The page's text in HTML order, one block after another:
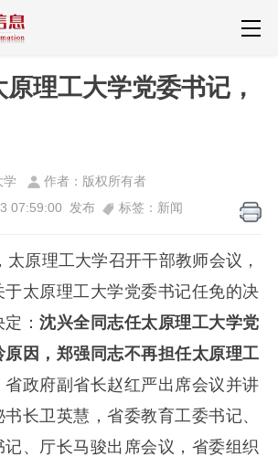
理工大学党委书记，
学
作者：版权所有者
07:59:00 发布
标签：新闻
原理工大学召开干部教师会议，
太原理工大学党委书记任免的决
定：沈兴全同志任太原理工大学党
因，郑强同志不再担任太原理工
省政府副省长赵红严出席会议并讲
长卫英慧，省委教育工委书记、
、厅长马骏出席会议，省委组织